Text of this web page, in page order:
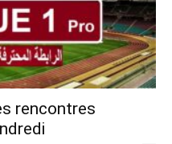
rencontres